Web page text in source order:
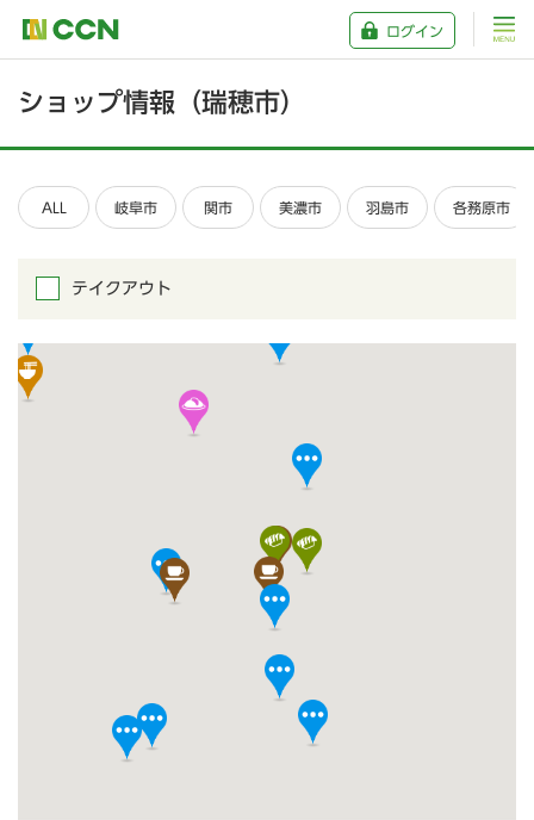
ログイン
ショップ情報（瑞穂市）
ALL 岐阜市 関市 美濃市 羽島市 各務原市
テイクアウト